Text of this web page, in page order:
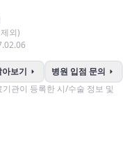
외)
보기 arrow_right 병원 입점 문의 arrow_right
관이 등록한 시/수술 정보 및